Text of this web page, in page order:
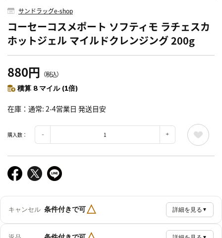
サンドラッグe-shop
コーセーコスメポート ソフティモ ラチェスカ
ホットジェル マイルドクレンジング 200g
880円 （税込）
積算 8 マイル (1倍)
在庫 通常: 2-4営業日 発送目安
購入数：
キャンセル 条件付きで可△ 詳細を見る ▼